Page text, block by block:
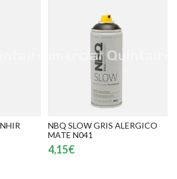
NBQ SLOW GRIS ALERGICO
MATE N041
4,15€